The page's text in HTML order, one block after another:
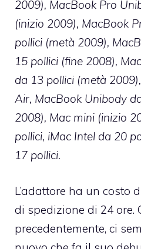
2009), MacBook Pro
(inizio 2009), MacBook
pollici (metà 2009),
15 pollici (fine 2008),
da 13 pollici (metà
Air, MacBook Unibody
2008), Mac mini (inizio
pollici, iMac Intel da 20
17 pollici.
L’adattore ha un costo
di spedizione di 24 ore.
precedentemente, ci